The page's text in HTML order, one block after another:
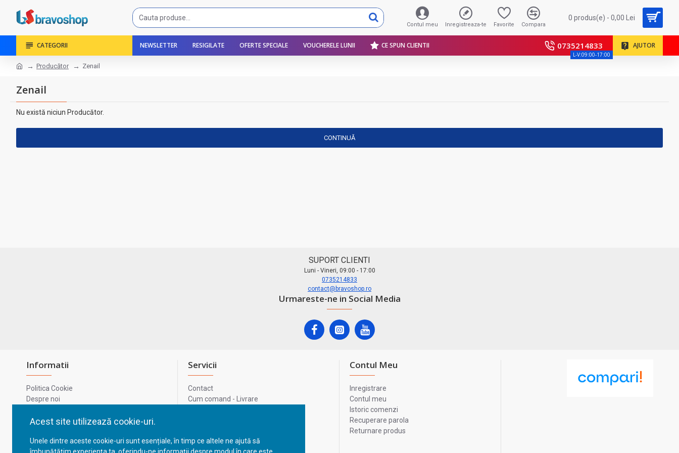
Acest site utilizează cookie-uri.
Unele dintre aceste cookie-uri sunt esențiale, în timp ce altele ne ajută să
Contul meu Inregistreaza-te Favorite Compara
0 produs(e) - 0,00 Lei
CATEGORII NEWSLETTER RESIGILATE OFERTE SPECIALE VOUCHERELE LUNII CE SPUN CLIENTII 0735214833
L-V:09:00-17:00
AJUTOR
Producător Zenail
Zenail
Nu există niciun Producător.
CONTINUĂ
SUPORT CLIENTI
Luni - Vineri, 09:00 - 17:00
0735214833
contact@bravoshop.ro
Urmareste-ne in Social Media
Informatii
Politica Cookie
Despre noi
Confidentialitate
GDPR - Datele tale
Servicii
Contact
Cum comand - Livrare
ANPC
Contul Meu
Inregistrare
Contul meu
Istoric comenzi
Recuperare parola
Returnare produs